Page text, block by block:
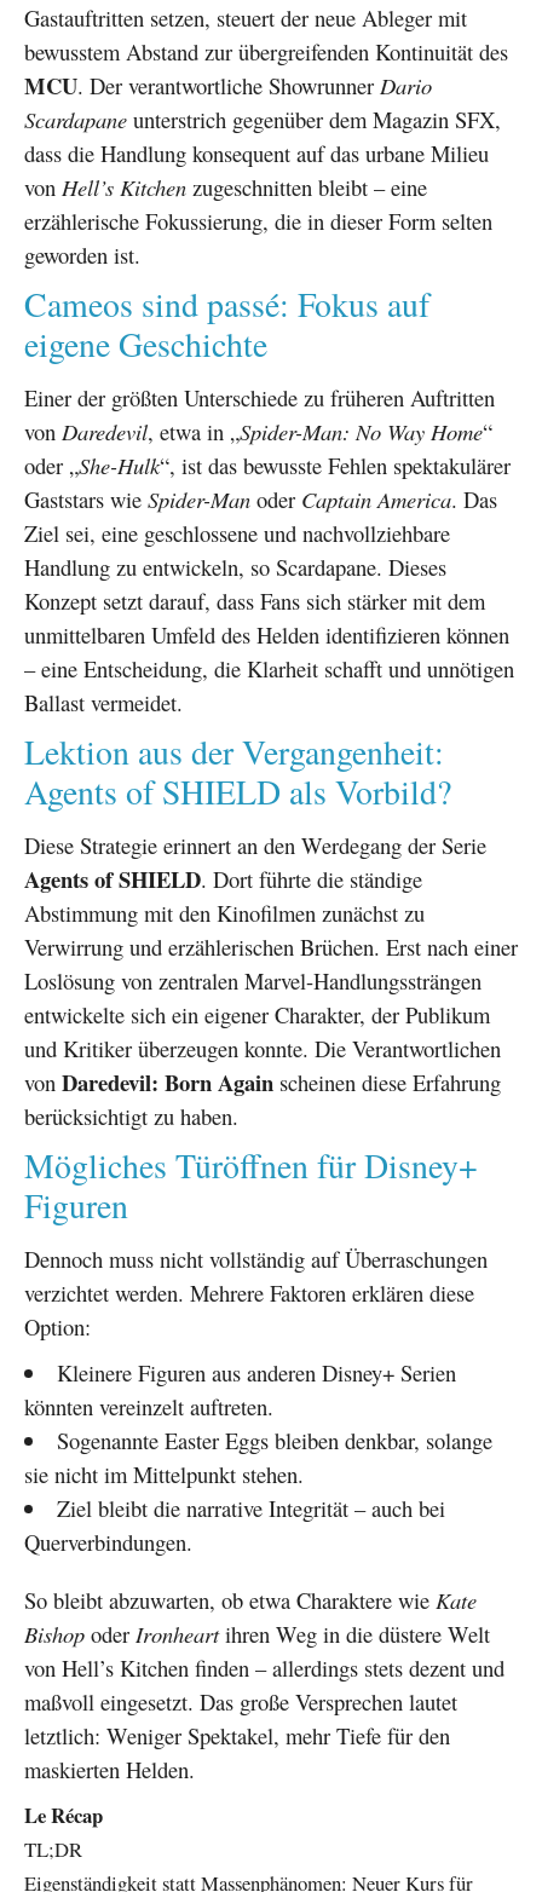
Gastauftritten setzen, steuert der neue Ableger mit
bewusstem Abstand zur übergreifenden Kontinuität des
MCU. Der verantwortliche Showrunner Dario
Scardapane unterstrich gegenüber dem Magazin SFX,
dass die Handlung konsequent auf das urbane Milieu
von Hell’s Kitchen zugeschnitten bleibt – eine
erzählerische Fokussierung, die in dieser Form selten
geworden ist.
Cameos sind passé: Fokus auf
eigene Geschichte
Einer der größten Unterschiede zu früheren Auftritten
von Daredevil, etwa in „Spider-Man: No Way Home“
oder „She-Hulk“, ist das bewusste Fehlen spektakulärer
Gaststars wie Spider-Man oder Captain America. Das
Ziel sei, eine geschlossene und nachvollziehbare
Handlung zu entwickeln, so Scardapane. Dieses
Konzept setzt darauf, dass Fans sich stärker mit dem
unmittelbaren Umfeld des Helden identifizieren können
– eine Entscheidung, die Klarheit schafft und unnötigen
Ballast vermeidet.
Lektion aus der Vergangenheit:
Agents of SHIELD als Vorbild?
Diese Strategie erinnert an den Werdegang der Serie
Agents of SHIELD. Dort führte die ständige
Abstimmung mit den Kinofilmen zunächst zu
Verwirrung und erzählerischen Brüchen. Erst nach einer
Loslösung von zentralen Marvel-Handlungssträngen
entwickelte sich ein eigener Charakter, der Publikum
und Kritiker überzeugen konnte. Die Verantwortlichen
von Daredevil: Born Again scheinen diese Erfahrung
berücksichtigt zu haben.
Mögliches Türöffnen für Disney+
Figuren
Dennoch muss nicht vollständig auf Überraschungen
verzichtet werden. Mehrere Faktoren erklären diese
Option:
Kleinere Figuren aus anderen Disney+ Serien
könnten vereinzelt auftreten.
Sogenannte Easter Eggs bleiben denkbar, solange
sie nicht im Mittelpunkt stehen.
Ziel bleibt die narrative Integrität – auch bei
Querverbindungen.
So bleibt abzuwarten, ob etwa Charaktere wie Kate
Bishop oder Ironheartihren Weg in die düstere Welt
von Hell’s Kitchen finden – allerdings stets dezent und
maßvoll eingesetzt. Das große Versprechen lautet
letztlich: Weniger Spektakel, mehr Tiefe für den
maskierten Helden.
Le Récap
TL;DR
Eigenständigkeit statt Massenphänomen: Neuer Kurs für